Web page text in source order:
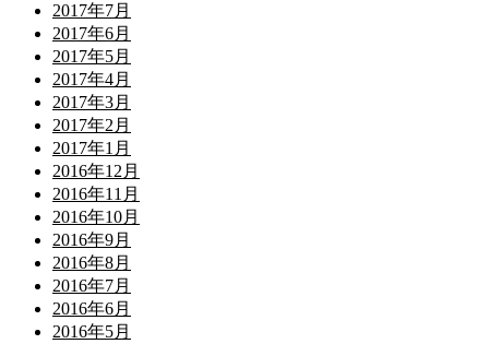
2017年7月
2017年6月
2017年5月
2017年4月
2017年3月
2017年2月
2017年1月
2016年12月
2016年11月
2016年10月
2016年9月
2016年8月
2016年7月
2016年6月
2016年5月